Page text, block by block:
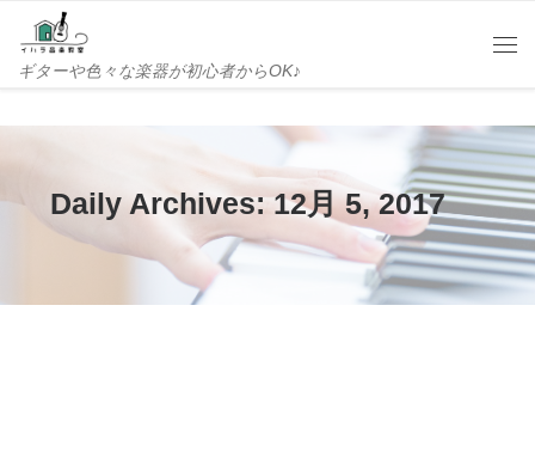
Skip to content
ギターや色々な楽器が初心者からOK♪
Daily Archives:12月 5, 2017